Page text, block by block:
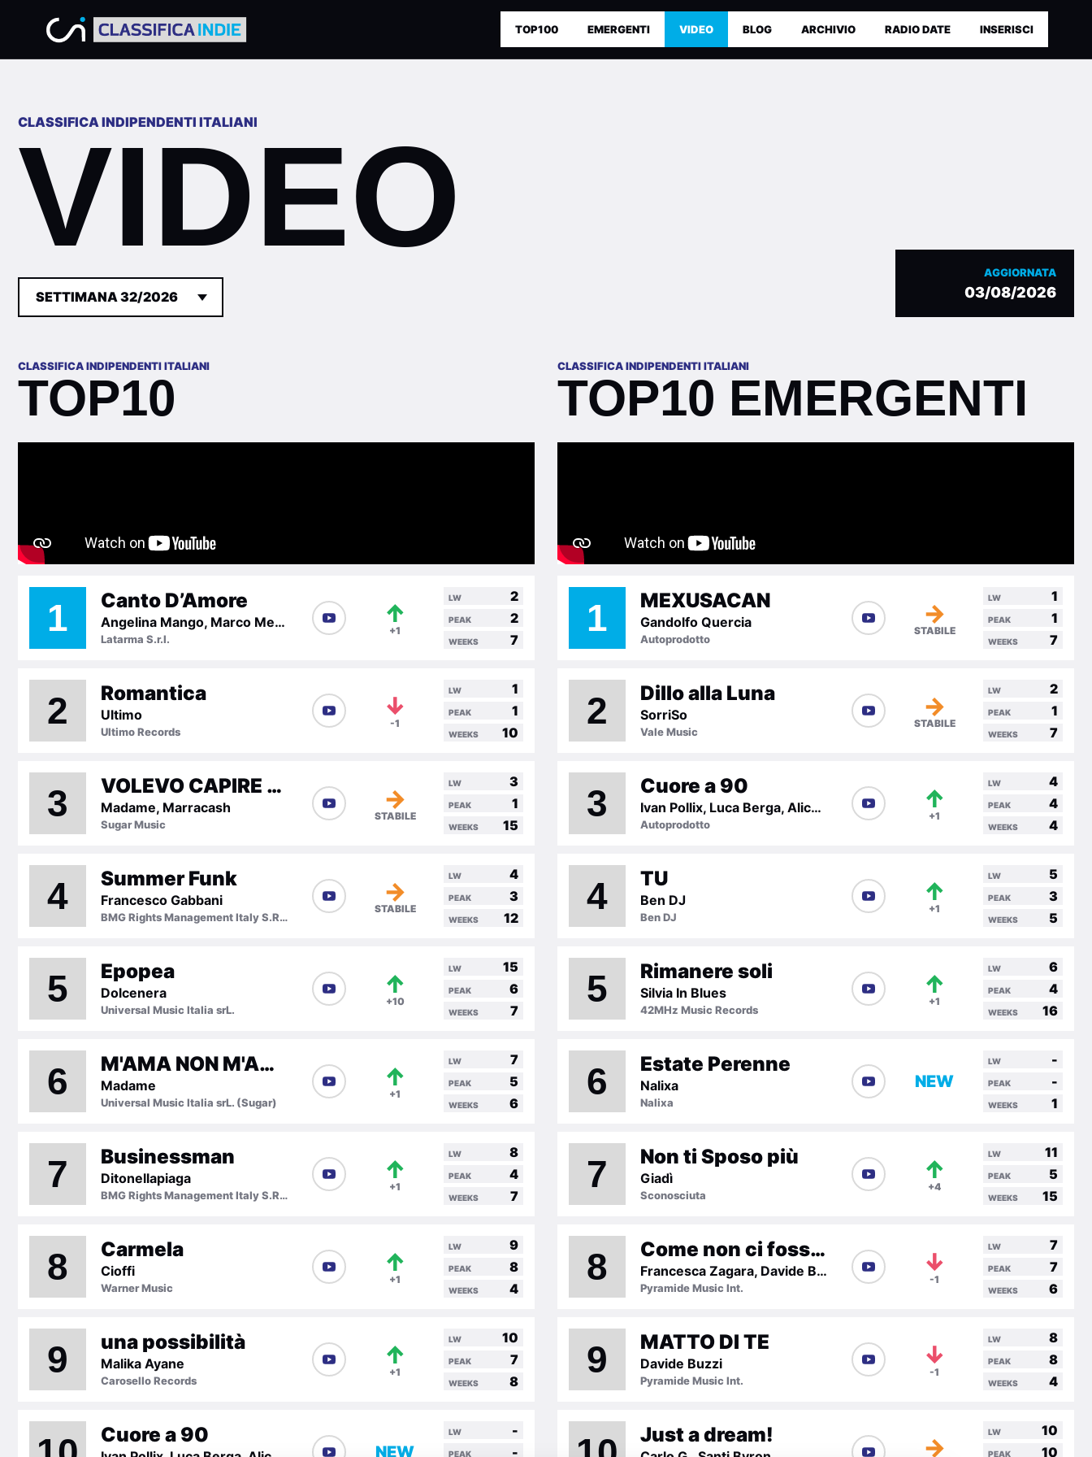
TOP100 EMERGENTI VIDEO BLOG ARCHIVIO RADIO DATE INSERISCI
CLASSIFICA INDIPENDENTI ITALIANI
VIDEO
SETTIMANA 32/2026
AGGIORNATA
03/08/2026
CLASSIFICA INDIPENDENTI ITALIANI
TOP10
1 Canto D’Amore
Angelina Mango, Marco Mengoni
Latarma S.r.l.
↑
+1
LW 2
PEAK 2
WEEKS 7
2 Romantica
Ultimo
Ultimo Records
↓
-1
LW 1
PEAK 1
WEEKS 10
3 VOLEVO CAPIRE CON MARRACASH
Madame, Marracash
Sugar Music
→
STABILE
LW 3
PEAK 1
WEEKS 15
4 Summer Funk
Francesco Gabbani
BMG Rights Management Italy S.R.L.
→
STABILE
LW 4
PEAK 3
WEEKS 12
5 Epopea
Dolcenera
Universal Music Italia srL.
↑
+10
LW 15
PEAK 6
WEEKS 7
6 M'AMA NON M'AMA
Madame
Universal Music Italia srL. (Sugar)
↑
+1
LW 7
PEAK 5
WEEKS 6
7 Businessman
Ditonellapiaga
BMG Rights Management Italy S.R.L.
↑
+1
LW 8
PEAK 4
WEEKS 7
8 Carmela
Cioffi
Warner Music
↑
+1
LW 9
PEAK 8
WEEKS 4
9 una possibilità
Malika Ayane
Carosello Records
↑
+1
LW 10
PEAK 7
WEEKS 8
Cuore a 90
NEW
LW -
PEAK -
CLASSIFICA INDIPENDENTI ITALIANI
TOP10 EMERGENTI
1 MEXUSACAN
Gandolfo Quercia
Autoprodotto
→
STABILE
LW 1
PEAK 1
WEEKS 7
2 Dillo alla Luna
SorriSo
Vale Music
→
STABILE
LW 2
PEAK 1
WEEKS 7
3 Cuore a 90
Ivan Pollix, Luca Berga, Alice Fassina
Autoprodotto
↑
+1
LW 4
PEAK 4
WEEKS 4
4 TU
Ben DJ
Ben DJ
↑
+1
LW 5
PEAK 3
WEEKS 5
5 Rimanere soli
Silvia In Blues
42MHz Music Records
↑
+1
LW 6
PEAK 4
WEEKS 16
6 Estate Perenne
Nalixa
Nalixa
NEW
LW -
PEAK -
WEEKS 1
7 Non ti Sposo più
Giadì
Sconosciuta
↑
+4
LW 11
PEAK 5
WEEKS 15
8 Come non ci fosse un domani
Francesca Zagara, Davide Buzzi
Pyramide Music Int.
↓
-1
LW 7
PEAK 7
WEEKS 6
9 MATTO DI TE
Davide Buzzi
Pyramide Music Int.
↓
-1
LW 8
PEAK 8
WEEKS 4
Just a dream! →
LW 10
PEAK 10